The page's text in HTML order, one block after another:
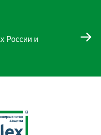
России и